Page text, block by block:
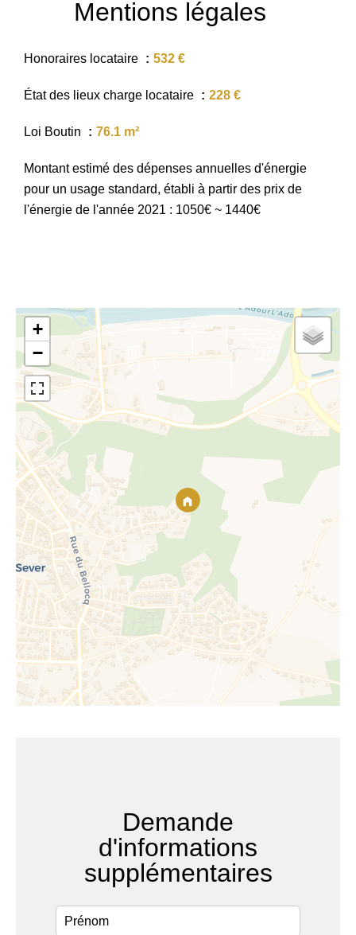
Mentions légales
Honoraires locataire 532 €
État des lieux charge locataire 228 €
Loi Boutin 76.1 m²
Montant estimé des dépenses annuelles d'énergie
pour un usage standard, établi à partir des prix de
l'énergie de l'année 2021 : 1050€ ~ 1440€
+
−
Demande
d'informations
supplémentaires